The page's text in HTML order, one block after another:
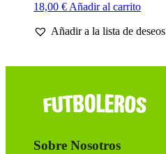
18,00 € Añadir al carrito
Añadir a la lista de deseos
Sobre Nosotros